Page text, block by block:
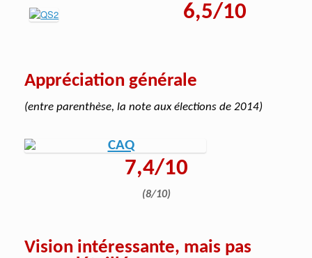
6,5/10
Appréciation générale
(entre parenthèse, la note aux élections de 2014)
7,4/10
(8/10)
Vision intéressante, mais pas